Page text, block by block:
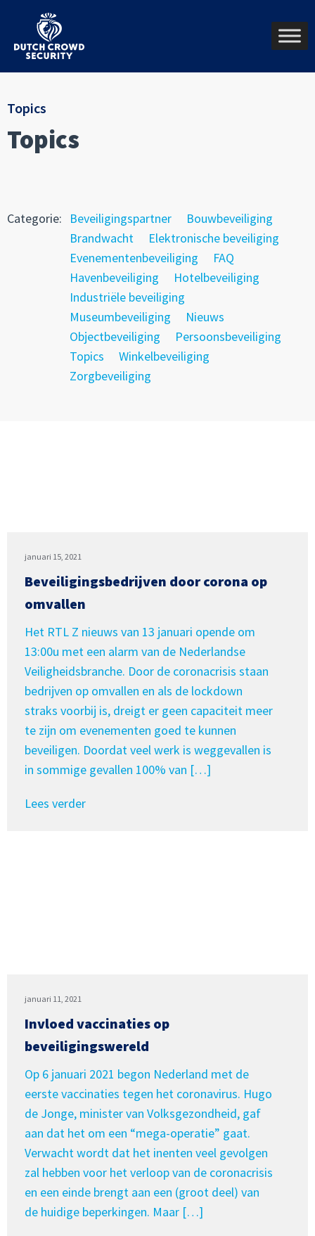
Topics
Topics
Categorie: Beveiligingspartner
Bouwbeveiliging
Brandwacht
Elektronische beveiliging
Evenementenbeveiliging
FAQ
Havenbeveiliging
Hotelbeveiliging
Industriële beveiliging
Museumbeveiliging
Nieuws
Objectbeveiliging
Persoonsbeveiliging
Topics
Winkelbeveiliging
Zorgbeveiliging
januari 15, 2021
Beveiligingsbedrijven door corona op
omvallen
Het RTL Z nieuws van 13 januari opende om
13:00u met een alarm van de Nederlandse
Veiligheidsbranche. Door de coronacrisis staan
bedrijven op omvallen en als de lockdown
straks voorbij is, dreigt er geen capaciteit meer
te zijn om evenementen goed te kunnen
beveiligen. Doordat veel werk is weggevallen is
in sommige gevallen 100% van […]
Lees verder
januari 11, 2021
Invloed vaccinaties op
beveiligingswereld
Op 6 januari 2021 begon Nederland met de
eerste vaccinaties tegen het coronavirus. Hugo
de Jonge, minister van Volksgezondheid, gaf
aan dat het om een “mega-operatie” gaat.
Verwacht wordt dat het inenten veel gevolgen
zal hebben voor het verloop van de coronacrisis
en een einde brengt aan een (groot deel) van
de huidige beperkingen. Maar […]